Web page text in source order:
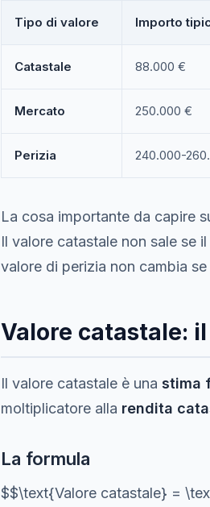
Tipo di valore Importo
Catastale 88.000 €
Mercato 250.000 €
Perizia 240.000-
La cosa importante da capire
Il valore catastale non sale se
valore di perizia non cambia
Valore catastale:
Il valore catastale è una stima
moltiplicatore alla rendita
La formula
$$\text{Valore catastale} =